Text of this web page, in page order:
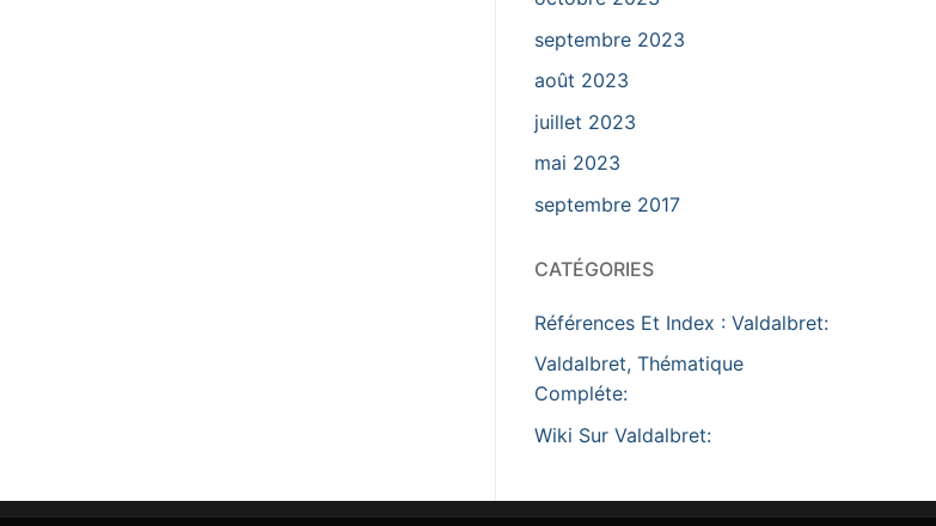
septembre 2023
août 2023
juillet 2023
mai 2023
septembre 2017
CATÉGORIES
Références Et Index : Valdalbret:
Valdalbret, Thématique
Compléte:
Wiki Sur Valdalbret: